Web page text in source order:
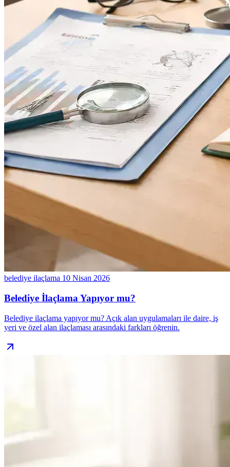
belediye ilaçlama 10 Nisan 2026
Belediye İlaçlama Yapıyor mu?
Belediye ilaçlama yapıyor mu? Açık alan uygulamaları ile daire, iş
yeri ve özel alan ilaçlaması arasındaki farkları öğrenin.